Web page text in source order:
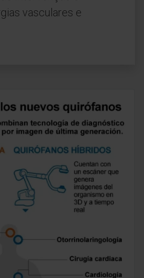
vasculares e